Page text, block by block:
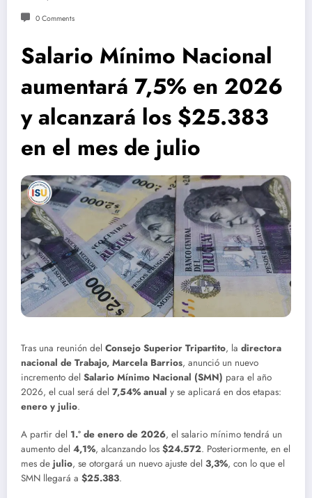
0 Comments
Salario Mínimo Nacional
aumentará 7,5% en 2026
y alcanzará los $25.383
en el mes de julio
Tras una reunión del Consejo Superior Tripartito, la directora
nacional de Trabajo, Marcela Barrios, anunció un nuevo
incremento del Salario Mínimo Nacional (SMN) para el año
2026, el cual será del 7,54% anual y se aplicará en dos etapas:
enero y julio.
A partir del 1.º de enero de 2026, el salario mínimo tendrá un
aumento del 4,1%, alcanzando los $24.572. Posteriormente, en el
mes de julio, se otorgará un nuevo ajuste del 3,3%, con lo que el
SMN llegará a $25.383.